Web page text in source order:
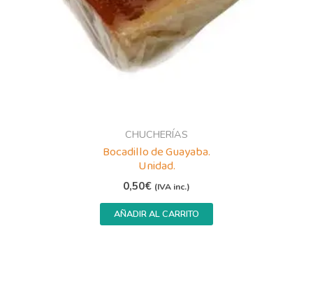
CHUCHERÍAS
Bocadillo de Guayaba.
Unidad.
0,50€ (IVA inc.)
AÑADIR AL CARRITO